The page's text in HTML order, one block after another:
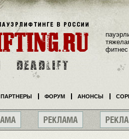
фитнес
ПАРТНЕРЫ ФОРУМ АНОНСЫ